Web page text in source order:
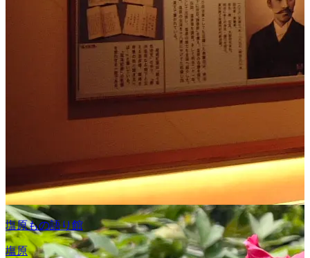
塩原もの語り館
塩原